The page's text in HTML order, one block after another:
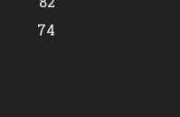
74